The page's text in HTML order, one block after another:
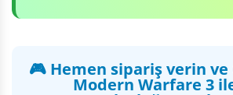
🎮 Hemen sipariş verin
Modern Warfare 3